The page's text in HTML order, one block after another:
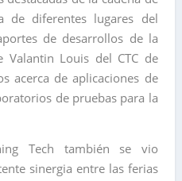
de diferentes lugares del
de desarrollos de la
Louis del CTC de
acerca de aplicaciones de
de pruebas para la
Tech también se vio
sinergia entre las ferias